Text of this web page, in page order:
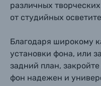
Материалы
Фоторамки
различных
от студийных
Благодаря широкому
установки фона, или
задний план,
фон надежен и